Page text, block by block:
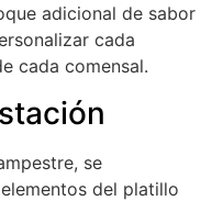
adicional de sabor
cada
cada comensal.
se
del platillo